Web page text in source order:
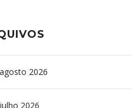
em SP
agosto 2026
julho 2026